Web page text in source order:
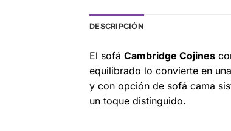
DESCRIPCIÓN
El sofá Cambridge Cojines
equilibrado lo convierte en
y con opción de sofá cama
un toque distinguido.